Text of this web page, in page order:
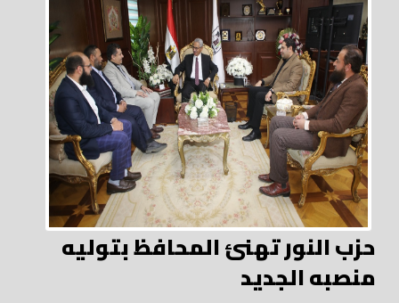
حزب النور تهنئ المحافظ بتوليه
منصبه الجديد